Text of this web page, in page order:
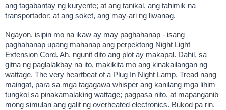
ang tagabantay ng kuryente; at ang tanikal, ang tahimik na
transportador; at ang soket, ang may-ari ng liwanag.
Ngayon, isipin mo na ikaw ay may paghahanap - isang
paghahanap upang mahanap ang perpektong Night Light
Extension Cord. Ah, ngunit dito ang plot ay makapal. Dahil, sa
gitna ng paglalakbay na ito, makikita mo ang kinakailangan ng
wattage. The very heartbeat of a Plug In Night Lamp. Tread nang
maingat, para sa mga tagagawa whisper ang kanilang mga lihim
tungkol sa pinakamalaking wattage; pagpasa nito, at mapanganib
mong simulan ang galit ng overheated electronics. Bukod pa rin,